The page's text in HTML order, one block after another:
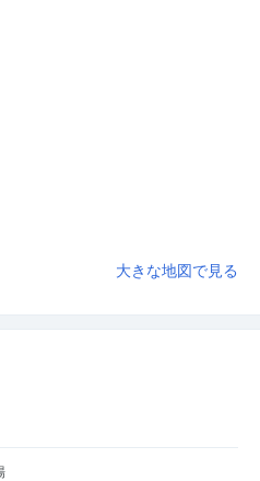
大きな地図で見る